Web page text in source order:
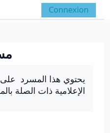
Activer/désactiver la
Connexion
يحتوي هذا المسرد
الإعلامية ذات الصلة